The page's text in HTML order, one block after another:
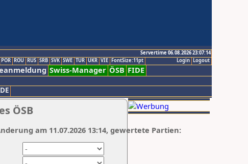
Servertime 06.08.2026 23:07:14
Logout
Login
POR ROU RUS SRB SVK SWE TUR UKR VIE FontSize:11pt
Swiss-Manager ÖSB FIDE
ÖSB
am 11.07.2026 13:14, gewertete Partien: